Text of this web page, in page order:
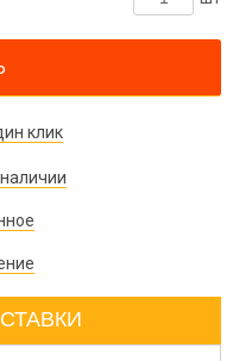
клик